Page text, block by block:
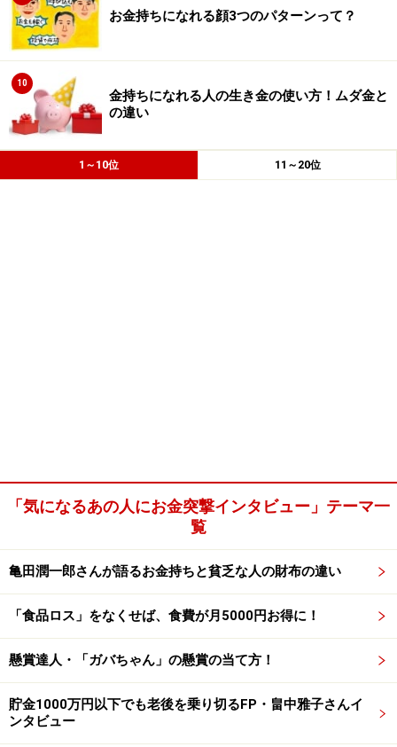
お金持ちになれる顔3つのパターンって？
10
金持ちになれる人の生き金の使い方！ムダ金と
の違い
1～10位 11～20位
「気になるあの人にお金突撃インタビュー」テーマ一
覧
亀田潤一郎さんが語るお金持ちと貧乏な人の財布の違い
「食品ロス」をなくせば、食費が月5000円お得に！
懸賞達人・「ガバちゃん」の懸賞の当て方！
貯金1000万円以下でも老後を乗り切るFP・畠中雅子さんイ
ンタビュー